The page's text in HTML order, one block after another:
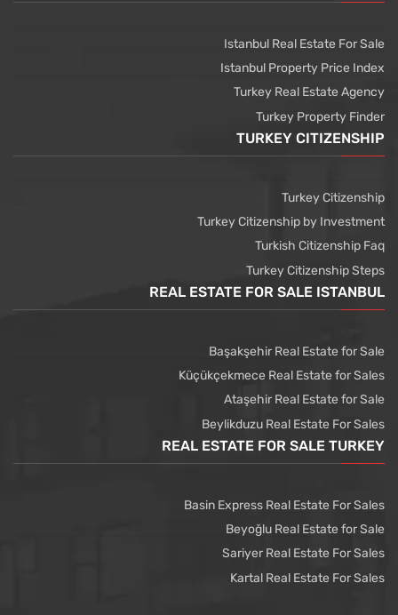
Istanbul Real Estate For Sale
Istanbul Property Price Index
Turkey Real Estate Agency
Turkey Property Finder
TURKEY CITIZENSHIP
Turkey Citizenship
Turkey Citizenship by Investment
Turkish Citizenship Faq
Turkey Citizenship Steps
REAL ESTATE FOR SALE ISTANBUL
Başakşehir Real Estate for Sale
Küçükçekmece Real Estate for Sales
Ataşehir Real Estate for Sale
Beylikduzu Real Estate For Sales
REAL ESTATE FOR SALE TURKEY
Basin Express Real Estate For Sales
Beyoğlu Real Estate for Sale
Sariyer Real Estate For Sales
Kartal Real Estate For Sales